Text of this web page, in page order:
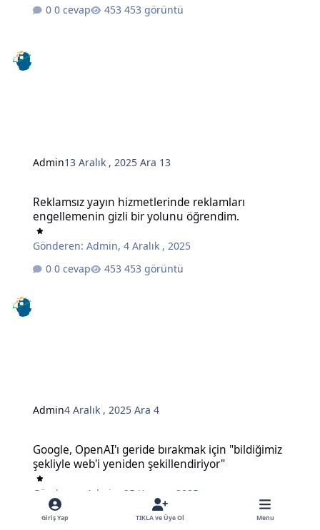
0 cevap
453 görüntü
Admin13 Aralık , 2025Ara 13
Reklamsız yayın hizmetlerinde reklamları
engellemenin gizli bir yolunu öğrendim.
Gönderen:Admin,4 Aralık , 2025
0 cevap
453 görüntü
Admin4 Aralık , 2025Ara 4
Google, OpenAI'ı geride bırakmak için "bildiğimiz
şekliyle web'i yeniden şekillendiriyor"
Gönderen: Admin
25 Kasım , 2025
0 cevap
495 görüntü
Giriş Yap TIKLA ve Üye Ol Menu